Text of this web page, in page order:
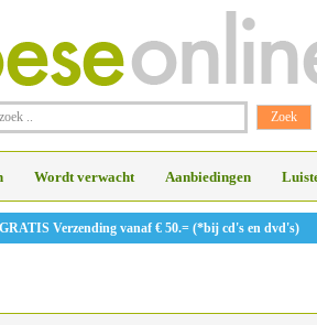
Wordt verwacht Aanbiedingen
GRATIS Verzending vanaf € 50.= (*bij cd's en dvd's)